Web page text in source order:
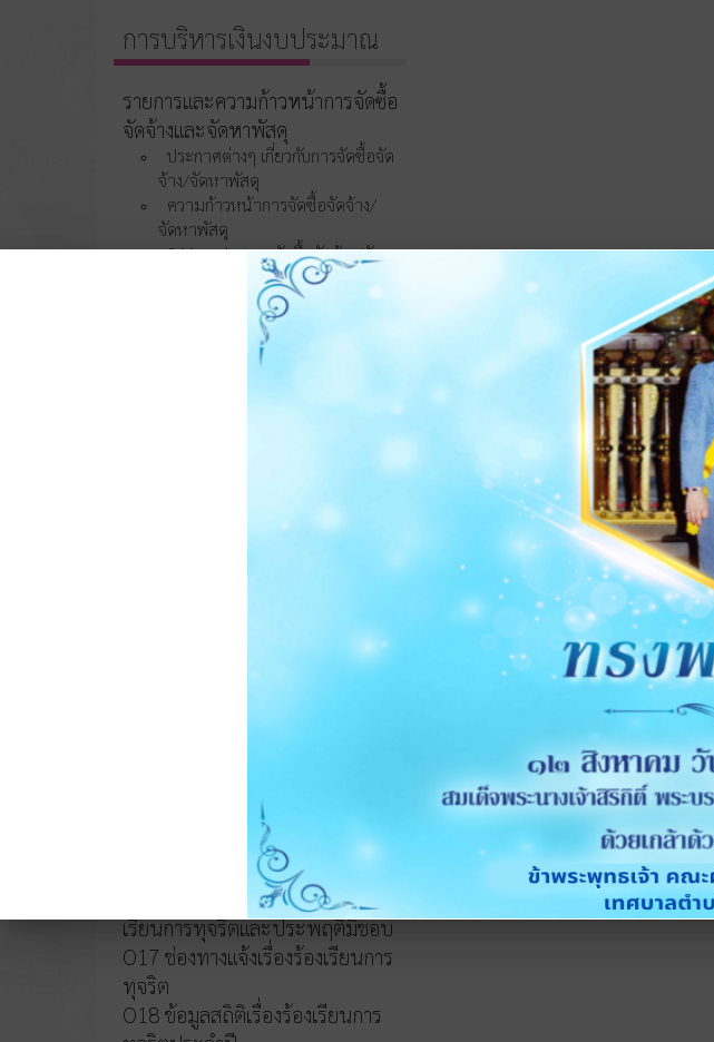
การบริหารเงินงบประมาณ
รายการและความก้าวหน้าการจัดซื้อ
จัดจ้างและจัดหาพัสดุ
ประกาศต่างๆ เกี่ยวกับการจัดซื้อจัด
จ้าง/จัดหาพัสดุ
ความก้าวหน้าการจัดซื้อจัดจ้าง/
จัดหาพัสดุ
O11 สรุปผลการจัดซื้อจัดจ้าง/จัดหา
O12 รายงานสรุปผลการจัดซื้อจัด
จ้าง/จัดหาพัสดุประจำปี
การบริหารและพัฒนา
O14 รายงานผลการบริหารและ
การส่งเสริมความโปร่งใส
O16 แนวปฏิบัติการจัดการเรื่องร้อง
เรียนการทุจริตและประพฤติมิชอบ
O17 ช่องทางแจ้งเรื่องร้องเรียนการ
ทุจริต
O18 ข้อมูลสถิติเรื่องร้องเรียนการ